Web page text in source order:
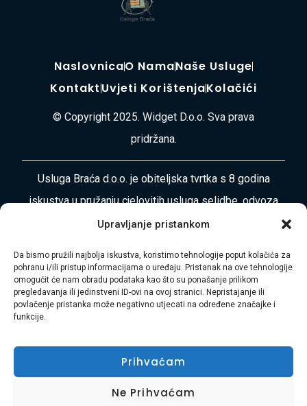
Upravljanje pristankom
Da bismo pružili najbolja iskustva, koristimo tehnologije poput kolačića za
pohranu i/ili pristup informacijama o uređaju. Pristanak na ove tehnologije
omogućit će nam obradu podataka kao što su ponašanje prilikom
pregledavanja ili jedinstveni ID-ovi na ovoj stranici. Nepristajanje ili
povlačenje pristanka može negativno utjecati na određene značajke i
funkcije.
Prihvaćam
Ne Prihvaćam
NaslovnicaO NamaNaše Usluge
KontaktUvjeti KorištenjaKolačići
© Copyright 2025. Widget D.o.o. Sva prava
pridržana.
Usluga Braća d.o.o. je obiteljska tvrtka s 8 godina
iskustva u pružanju cjelovitih usluga selidbe, odvoza
otpada, čišćenja i uređenja okoliša diljem
vaša bezbrižnost i zadovoljstvo.
Adresa:Plase 45, 51000 RIJEKA
Hasibmurtez11@gmail.com